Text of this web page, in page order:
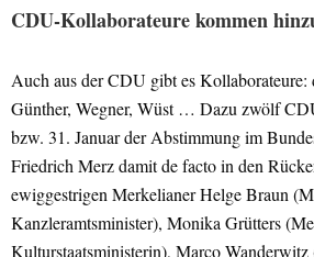
CDU-Kollaborateure kommen
Auch aus der CDU gibt es
Günther, Wegner, Wüst … Dazu zwölf
bzw. 31. Januar der Abstimmung im
Friedrich Merz damit de facto in den
ewiggestrigen Merkelianer Helge Braun
Kanzleramtsminister), Monika Grütters
Kulturstaatsministerin), Marco